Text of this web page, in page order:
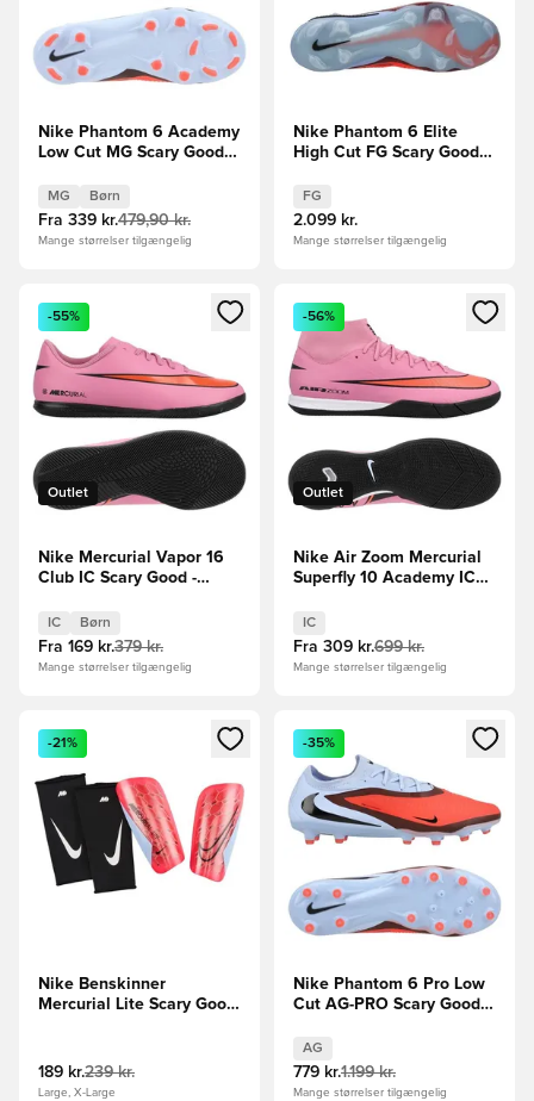
Nike Phantom 6 Academy
Low Cut MG Scary Good -
MG Børn
Fra 339 kr.479,90 kr.
Mange størrelser tilgængelig
Nike Phantom 6 Elite
High Cut FG Scary Good -
FG
2.099 kr.
Mange størrelser tilgængelig
Åbner en Modal til at logge ind eller tilmelde dig som
Outlet
-55%
Nike Mercurial Vapor 16
Club IC Scary Good -
IC Børn
Fra 169 kr.379 kr.
Mange størrelser tilgængelig
Åbner en Modal til at logge
Outlet
-56%
Nike Air Zoom Mercurial
Superfly 10 Academy IC
Pink/Sort/Orange
IC
Fra 309 kr.699 kr.
Mange størrelser tilgængelig
Åbner en Modal til at logge ind eller tilmelde dig som
-21%
Nike Benskinner
Mercurial Lite Scary Good
189 kr.239 kr.
Large, X-Large
Åbner en Modal til at logge
-35%
Nike Phantom 6 Pro Low
Cut AG-PRO Scary Good -
AG
779 kr.1.199 kr.
Mange størrelser tilgængelig